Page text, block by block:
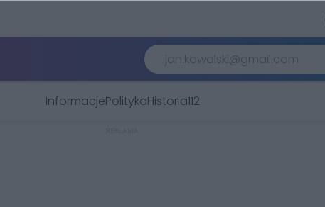
InformacjePolitykaHistoria112